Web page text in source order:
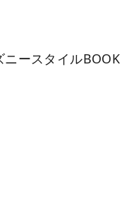
ニースタイルBOOK